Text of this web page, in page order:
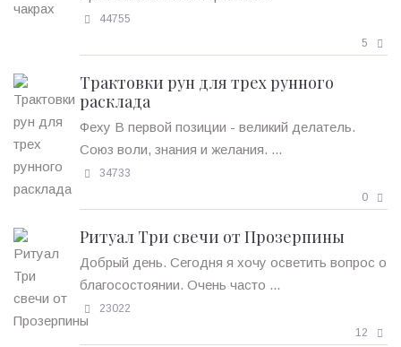
44755
5
Трактовки рун для трех рунного
расклада
Феху В первой позиции - великий делатель.
Союз воли, знания и желания. ...
34733
0
Ритуал Три свечи от Прозерпины
Добрый день. Сегодня я хочу осветить вопрос о
благосостоянии. Очень часто ...
23022
12